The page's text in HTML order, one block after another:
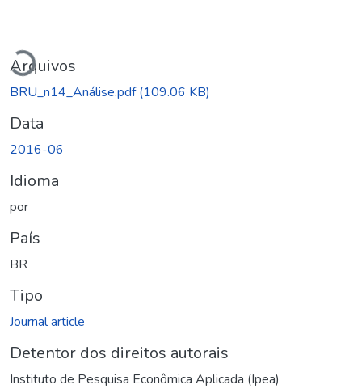
Carregando...
Arquivos
BRU_n14_Análise.pdf(109.06 KB)
Data
2016-06
Idioma
por
País
BR
Tipo
Journal article
Detentor dos direitos autorais
Instituto de Pesquisa Econômica Aplicada (Ipea)